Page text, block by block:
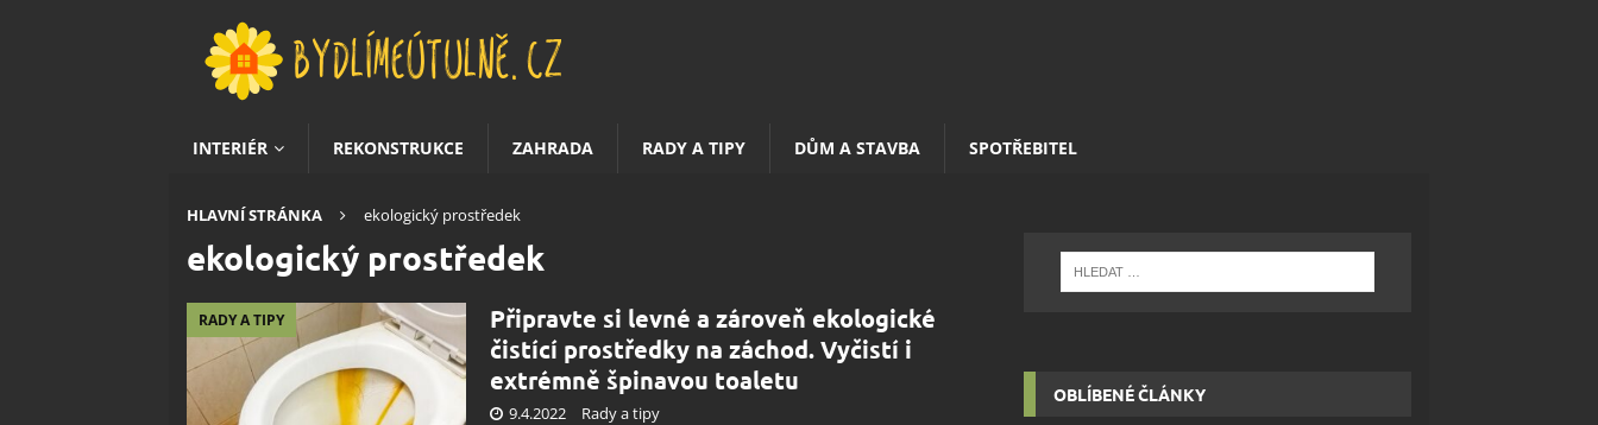
INTERIÉR REKONSTRUKCE ZAHRADA RADY A TIPY DŮM A STAVBA SPOTŘEBITEL
HLAVNÍ STRÁNKA ekologický prostředek
ekologický prostředek
RADY A TIPY
Připravte si levné a zároveň ekologické
čistící prostředky na záchod. Vyčistí i
extrémně špinavou toaletu
9.4.2022 Rady a tipy
OBLÍBENÉ ČLÁNKY